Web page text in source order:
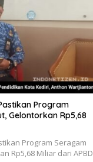
Program
Gelontorkan Rp5,68
Program Seragam
Rp5,68 Miliar dari APBD